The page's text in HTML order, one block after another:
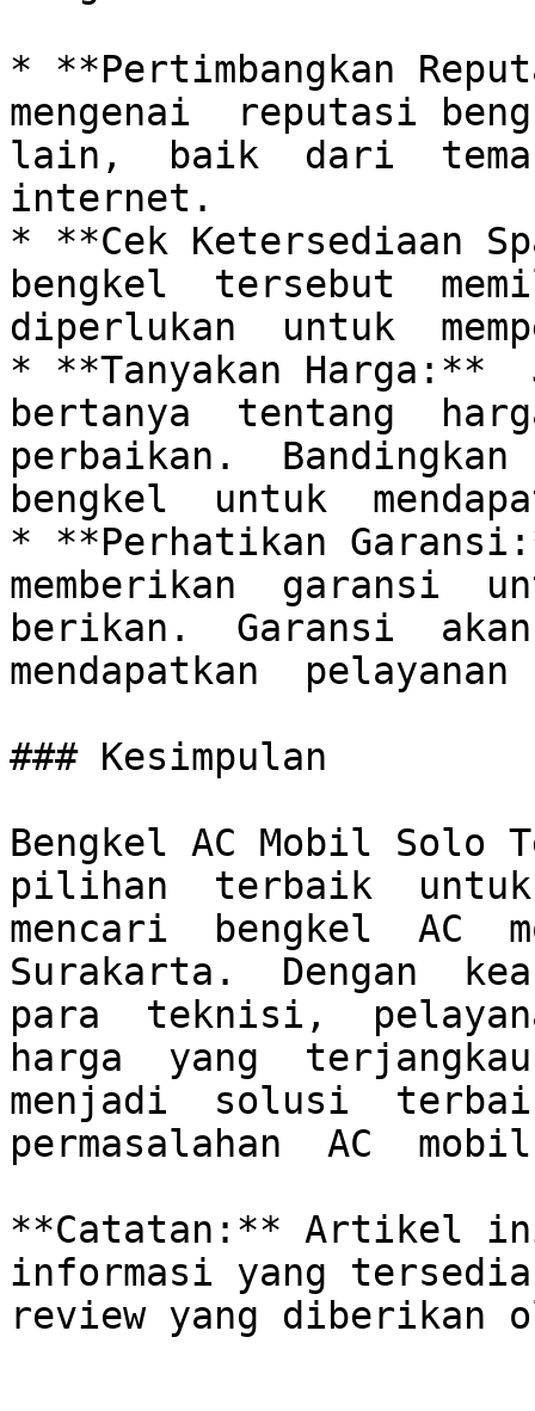
* **Pertimbangkan
mengenai  reputasi
lain,  baik  dari
internet.
* **Cek Ketersediaan
bengkel  tersebut
diperlukan  untuk
* **Tanyakan Harga:**
bertanya  tentang
perbaikan.
bengkel  untuk
* **Perhatikan
memberikan  garansi
berikan.  Garansi  akan
mendapatkan
### Kesimpulan
Bengkel AC Mobil Solo
pilihan  terbaik  untuk
mencari  bengkel  AC
Surakarta.  Dengan
para  teknisi,
harga  yang
menjadi  solusi
permasalahan  AC
**Catatan:** Artikel ini
informasi yang
review yang diberikan